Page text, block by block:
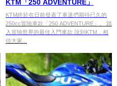
KTM「250 ADVENTURE」
KTM終於在日前發表了車迷們期待已久的
250cc冒險車款「250 ADVENTURE」。 踏
入冒險世界的最佳入門車款 說到KTM，相
信大家...